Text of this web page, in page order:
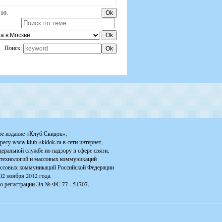
Поиск:
издание «Клуб Скидок»,
www.klub-skidok.ru в сети интернет,
службе по надзору в сфере связи,
и массовых коммуникаций
коммуникаций Российской Федерации
ноября 2012 года.
о регистрации Эл № ФС 77 - 51707.